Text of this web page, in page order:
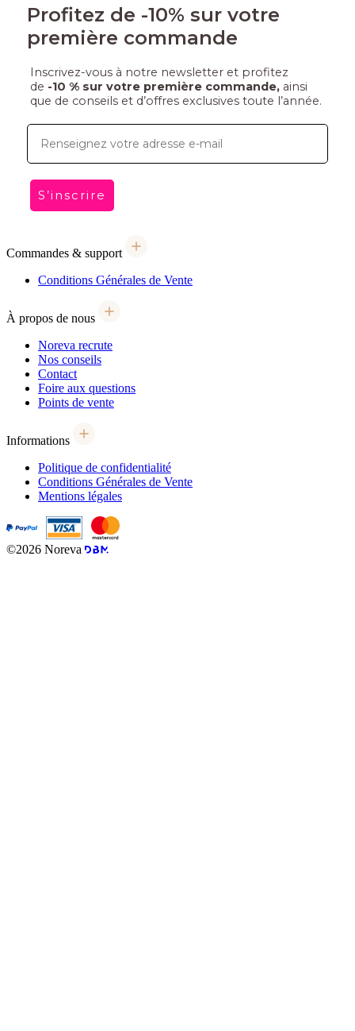
Profitez de -10% sur votre
première commande
Inscrivez-vous à notre newsletter et profitez
de -10 % sur votre première commande, ainsi
que de conseils et d’offres exclusives toute l’année.
E-mail
S’inscrire
Commandes & support
Conditions Générales de Vente
À propos de nous
Noreva recrute
Nos conseils
Contact
Foire aux questions
Points de vente
Informations
Politique de confidentialité
Conditions Générales de Vente
Mentions légales
©2026 Noreva